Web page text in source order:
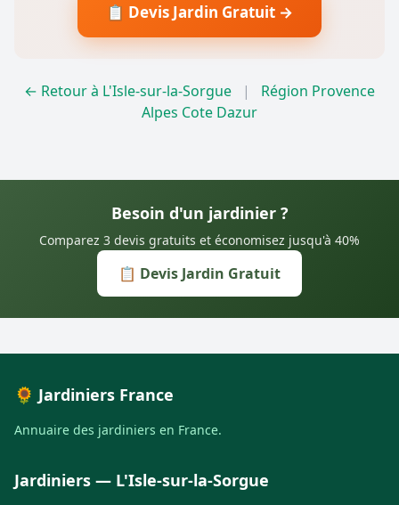
📋 Devis Jardin Gratuit →
← Retour à L'Isle-sur-la-Sorgue |
Région Provence
Alpes Cote Dazur
Besoin d'un jardinier ?
Comparez 3 devis gratuits et économisez jusqu'à 40%
📋 Devis Jardin Gratuit
🌻 Jardiniers France
Annuaire des jardiniers en France.
Jardiniers — L'Isle-sur-la-Sorgue